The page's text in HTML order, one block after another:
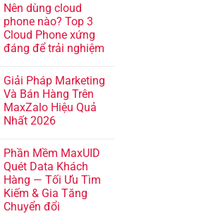
Nên dùng cloud
phone nào? Top 3
Cloud Phone xứng
đáng để trải nghiệm
Giải Pháp Marketing
Và Bán Hàng Trên
MaxZalo Hiệu Quả
Nhất 2026
Phần Mềm MaxUID
Quét Data Khách
Hàng — Tối Ưu Tìm
Kiếm & Gia Tăng
Chuyển đổi